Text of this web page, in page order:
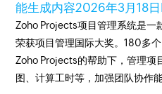
能生成内容2026年3月18日
Zoho Projects项目管理系统是一
荣获项目管理国际大奖。180多
Zoho Projects的帮助下，管理项
图、计算工时等，加强团队协作